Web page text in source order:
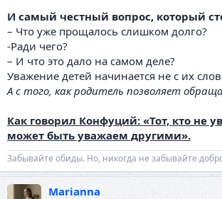
И самый честный вопрос, который
– Что уже прощалось слишком долго?
-Ради чего?
– И что это дало на самом деле?
Уважение детей начинается не с их
А с того, как родитель позволяет
Как говорил Конфуций: «Тот, кто не
может быть уважаем другими».
Забывайте обиды. Но, никогда не забывайте
Marianna